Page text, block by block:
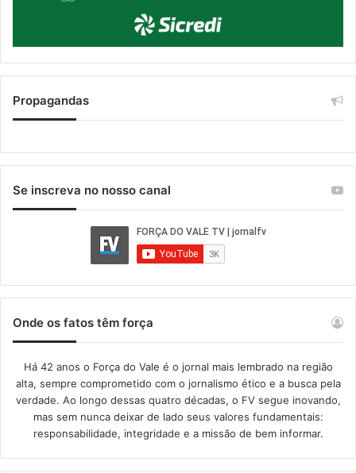
Propagandas
Se inscreva no nosso canal
Onde os fatos têm força
Há 42 anos o Força do Vale é o jornal mais lembrado na região
alta, sempre comprometido com o jornalismo ético e a busca pela
verdade. Ao longo dessas quatro décadas, o FV segue inovando,
mas sem nunca deixar de lado seus valores fundamentais:
responsabilidade, integridade e a missão de bem informar.​